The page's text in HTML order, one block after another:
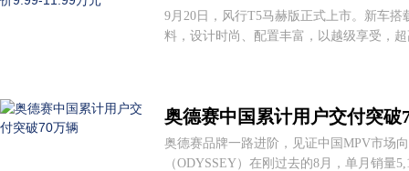
9月20日，风行T5马赫版正式上市。新车
料，设计时尚、配置丰富，以越级享受，
奥德赛中国累计用户交付突破
奥德赛品牌一路进阶，见证中国MPV市场
（ODYSSEY）在刚过去的8月，单月销量